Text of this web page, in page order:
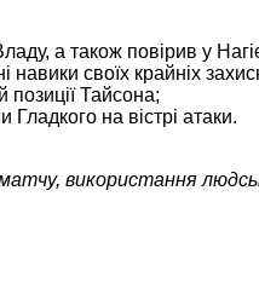
а також повірив у
навики своїх крайніх
Тайсона;
на вістрі атаки.
використання